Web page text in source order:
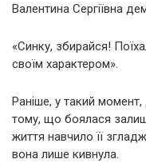
Валентина Сергіївна
«Синку, збирайся!
своїм характером».
Раніше, у такий
тому, що боялася
життя навчило її
вона лише кивнула.